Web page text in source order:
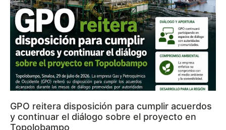
GPO reitera disposición para cumplir acuerdos
y continuar el diálogo sobre el proyecto en
Topolobampo